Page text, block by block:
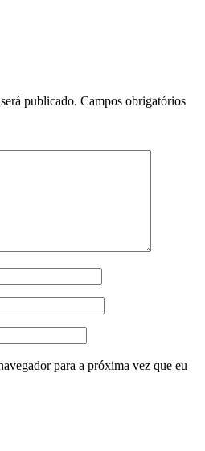
publicado. Campos obrigatórios
para a próxima vez que eu